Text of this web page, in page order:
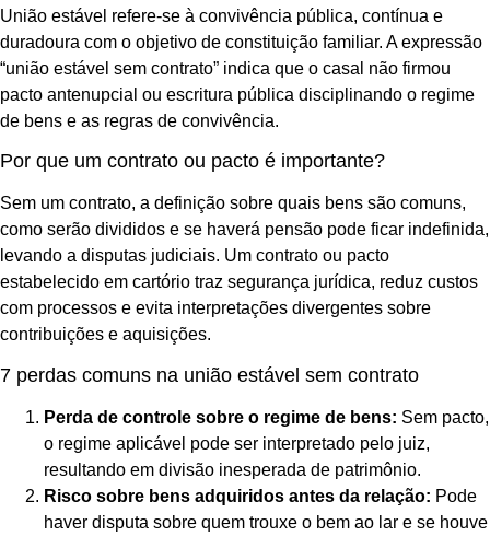
União estável refere-se à convivência pública, contínua e
duradoura com o objetivo de constituição familiar. A expressão
“união estável sem contrato” indica que o casal não firmou
pacto antenupcial ou escritura pública disciplinando o regime
de bens e as regras de convivência.
Por que um contrato ou pacto é importante?
Sem um contrato, a definição sobre quais bens são comuns,
como serão divididos e se haverá pensão pode ficar indefinida,
levando a disputas judiciais. Um contrato ou pacto
estabelecido em cartório traz segurança jurídica, reduz custos
com processos e evita interpretações divergentes sobre
contribuições e aquisições.
7 perdas comuns na união estável sem contrato
Perda de controle sobre o regime de bens: Sem pacto,
o regime aplicável pode ser interpretado pelo juiz,
resultando em divisão inesperada de patrimônio.
Risco sobre bens adquiridos antes da relação: Pode
haver disputa sobre quem trouxe o bem ao lar e se houve